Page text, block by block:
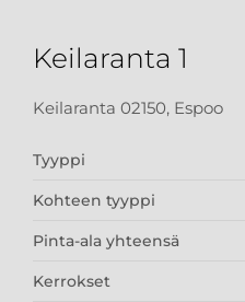
Keilaranta 1
Keilaranta 02150, Espoo
Tyyppi
Kohteen tyyppi
Pinta-ala yhteensä
Kerrokset